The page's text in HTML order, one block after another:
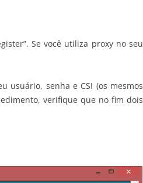
Se você utiliza proxy no seu
usuário, senha e CSI (os mesmos
verifique que no fim dois